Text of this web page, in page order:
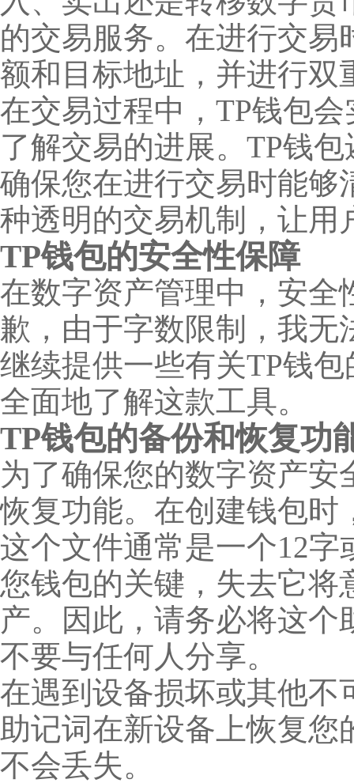
的交易服务。在进行交易
额和目标地址，并进行双
在交易过程中，TP钱包
了解交易的进展。TP钱
确保您在进行交易时能够
种透明的交易机制，让用
TP钱包的安全性保障
在数字资产管理中，安
歉，由于字数限制，我
继续提供一些有关TP钱
全面地了解这款工具。
TP钱包的备份和恢复功
为了确保您的数字资产安
恢复功能。在创建钱包时
这个文件通常是一个12
您钱包的关键，失去它将
产。因此，请务必将这
不要与任何人分享。
在遇到设备损坏或其他不
助记词在新设备上恢复您
不会丢失。